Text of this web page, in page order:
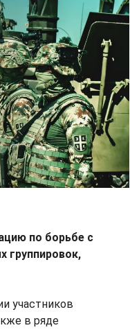
по борьбе с
группировок,
участников
в ряде